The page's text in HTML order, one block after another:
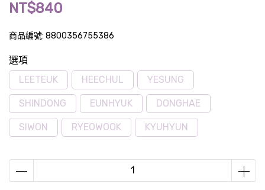
NT$840
商品編號: 8800356755386
選項
LEETEUK
HEECHUL YESUNG
SHINDONG EUNHYUK DONGHAE
SIWON RYEOWOOK KYUHYUN